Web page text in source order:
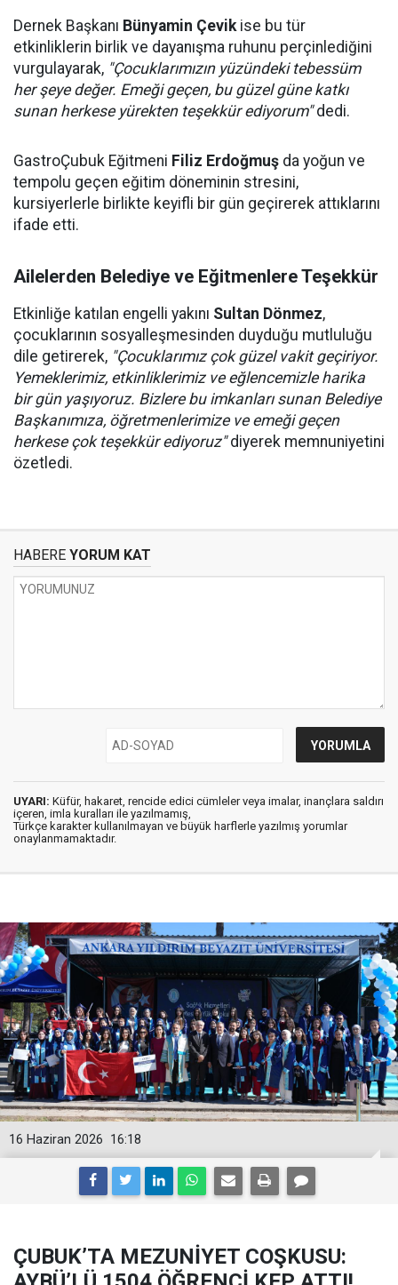
Dernek Başkanı Bünyamin Çevikise bu tür
etkinliklerin birlik ve dayanışma ruhunu perçinlediğini
vurgulayarak, "Çocuklarımızın yüzündeki tebessüm
her şeye değer. Emeği geçen, bu güzel güne katkı
sunan herkese yürekten teşekkür ediyorum"dedi.
GastroÇubuk Eğitmeni Filiz Erdoğmuş da yoğun ve
tempolu geçen eğitim döneminin stresini,
kursiyerlerle birlikte keyifli bir gün geçirerek attıklarını
ifade etti.
Ailelerden Belediye ve Eğitmenlere Teşekkür
Etkinliğe katılan engelli yakını Sultan Dönmez,
çocuklarının sosyalleşmesinden duyduğu mutluluğu
dile getirerek, "Çocuklarımız çok güzel vakit geçiriyor.
Yemeklerimiz, etkinliklerimiz ve eğlencemizle harika
bir gün yaşıyoruz. Bizlere bu imkanları sunan Belediye
Başkanımıza, öğretmenlerimize ve emeği geçen
herkese çok teşekkür ediyoruz"diyerek memnuniyetini
özetledi.
HABERE YORUM KAT
UYARI: Küfür, hakaret, rencide edici cümleler veya imalar, inançlara saldırı
içeren, imla kuralları ile yazılmamış,
Türkçe karakter kullanılmayan ve büyük harflerle yazılmış yorumlar
onaylanmamaktadır.
16:18
16 Haziran 2026
ÇUBUK’TA MEZUNİYET COŞKUSU: